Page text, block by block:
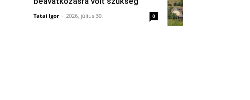
Tatai Igor - 2026, július 30. 0